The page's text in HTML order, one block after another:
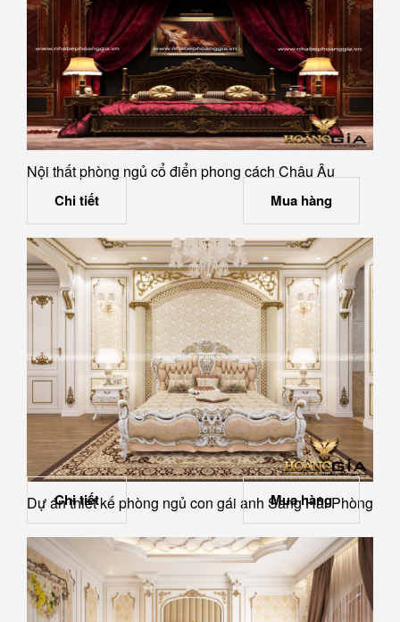
Nội thất phòng ngủ cổ điển phong cách Châu Âu
Chi tiết Mua hàng
Dự án thiết kế phòng ngủ con gái anh Sang Hải Phòng
Chi tiết Mua hàng